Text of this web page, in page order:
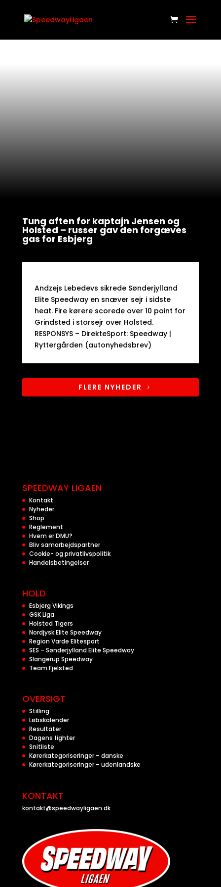
Tung aften for kaptajn Jensen og
Holsted – russer gav den forgæves
gas for Esbjerg
Andzejs Lebedevs sikrede Sønderjylland
Elite Speedway en snæver sejr i sidste
heat. Fire kørere scorede over 10 point for
Grindsted i storsejr over Holsted.​
RESPONSYS – DirekteSport: Speedway |
Ryttergården (autonyhedsbrev)
FLERE NYHEDER
SPEEDWAY LIGAEN
Kontakt
Nyheder
Shop
Reglement
Hvem er DMU?
Bliv samarbejdspartner
Cookie- og privatlivspolitik
Handelsbetingelser
HOLD
Esbjerg Vikings
GSK Liga
Holsted Tigers
Nordjysk Elite Speedway
Region Varde Elitesport
SES – Sønderjylland Elite Speedway
Slangerup Speedway
Team Fjelsted
OVERSIGT
Stilling
Løbskalender
Resultater
Dagens fighter
Snitliste
Kørerkategoriseringer – danske
Kørerkategoriseringer – udenlandske
KONTAKT
kontakt@speedwayligaen.dk